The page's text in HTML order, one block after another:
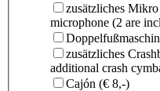
zusätzliches
microphone (2 are
zusätzliches
additional crash
Cajón (€ 8,-)